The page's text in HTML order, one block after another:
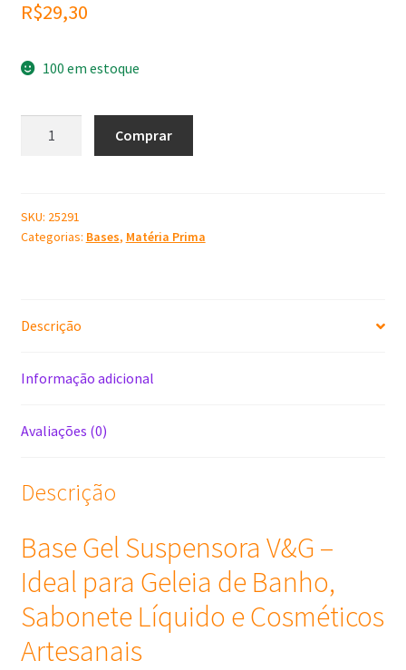
R$29,30
100 em estoque
-
1
Comprar
SKU: 25291
Categorias: Bases, Matéria Prima
Descrição
Informação adicional
Avaliações (0)
Descrição
Base Gel Suspensora V&G –
Ideal para Geleia de Banho,
Sabonete Líquido e Cosméticos
Artesanais